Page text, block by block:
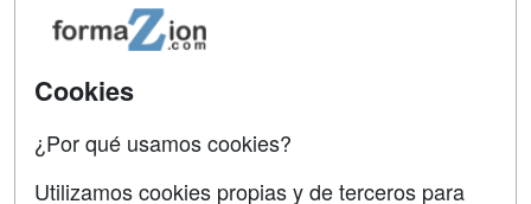
Contactar
Aviso legal
Copyleft
Cookies
¿Por qué usamos cookies?
Utilizamos cookies propias y de terceros para